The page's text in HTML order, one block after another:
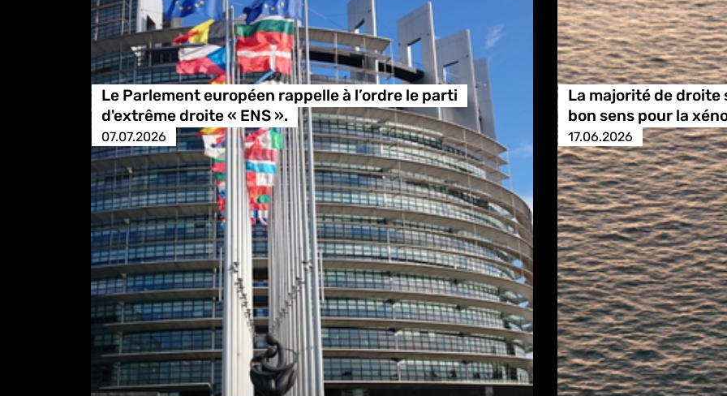
Le Parlement européen rappelle à l’ordre le parti
d'extrême droite « ENS ».
07.07.2026
La majorité de droite
bon sens pour la
17.06.2026